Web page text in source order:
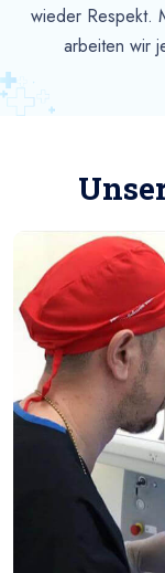
wieder Respekt.
arbeiten wir